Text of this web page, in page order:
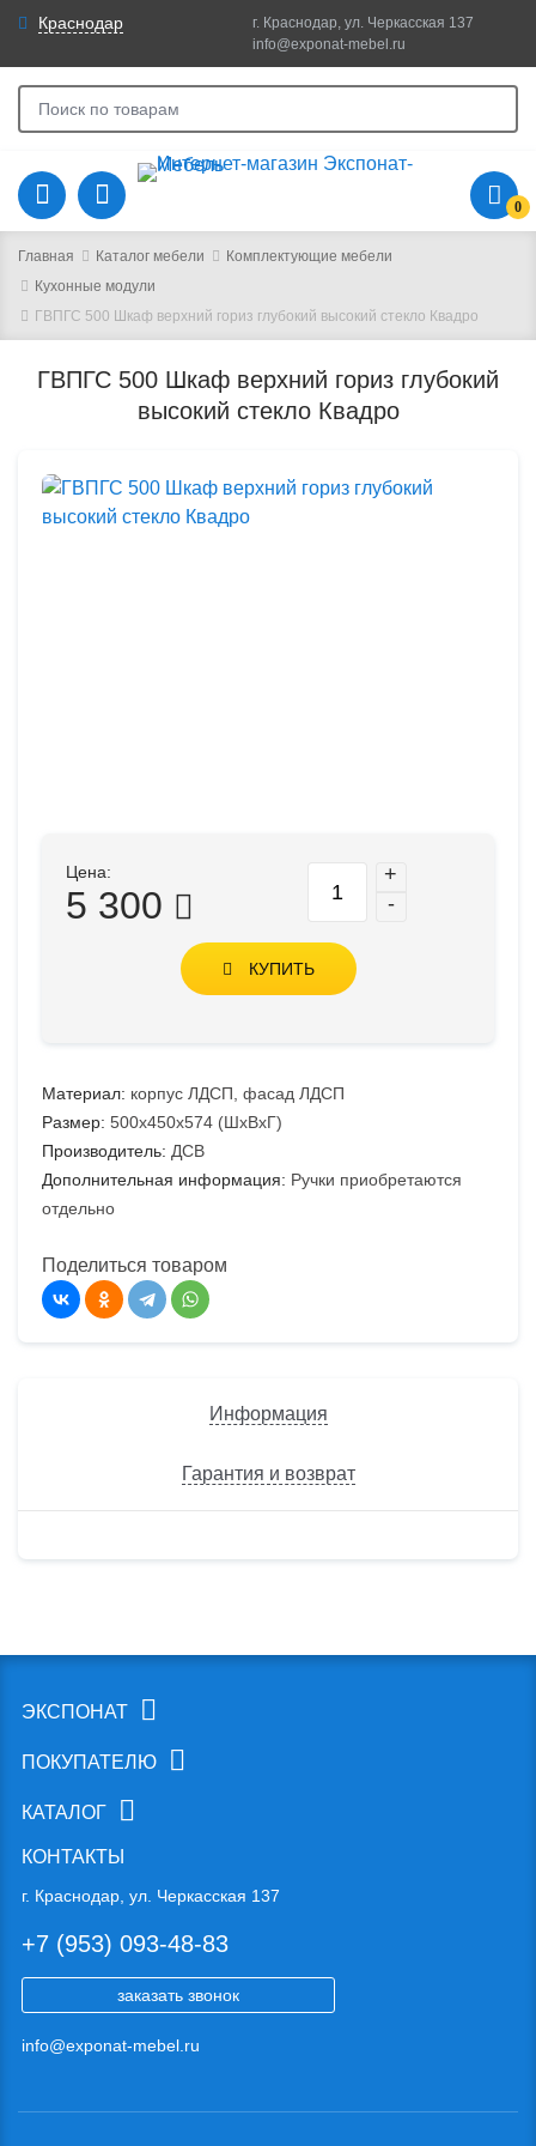
Краснодар
г. Краснодар, ул. Черкасская 137
info@exponat-mebel.ru
0
Главная Каталог мебели
Комплектующие мебели
Кухонные модули
ГВПГС 500 Шкаф верхний гориз глубокий высокий стекло Квадро
ГВПГС 500 Шкаф верхний гориз глубокий
высокий стекло Квадро
Цена:
5 300
+
-
КУПИТЬ
Материал: корпус ЛДСП, фасад ЛДСП
Размер: 500х450х574 (ШхВхГ)
Производитель: ДСВ
Дополнительная информация: Ручки приобретаются
отдельно
Поделиться товаром
Информация
Гарантия и возврат
ЭКСПОНАТ
ПОКУПАТЕЛЮ
КАТАЛОГ
КОНТАКТЫ
г. Краснодар, ул. Черкасская 137
+7 (953) 093-48-83
заказать звонок
info@exponat-mebel.ru